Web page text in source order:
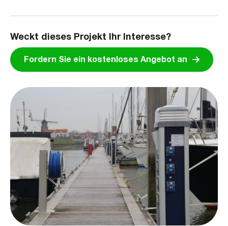
Weckt dieses Projekt Ihr Interesse?
Fordern Sie ein kostenloses Angebot an